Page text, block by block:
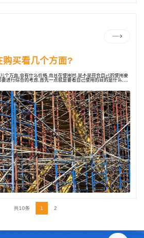
买看几个方面?
个方面,会有什么价格,而且在使用时,是不是符合自己的使用要
进行综合的考虑,首先一点就是要看自己使用的目的是什么,因
共10条 1 2